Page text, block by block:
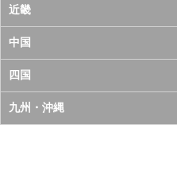
宮城県
秋田県
山形県
福島県
千葉県
埼玉県
茨城県
栃木県
長野県
新潟県
富山県
石川県
愛知県
岐阜県
三重県
静岡県
近畿
大阪府
京都府
兵庫県
中国
鳥取県
島根県
四国
徳島県
九州・沖縄